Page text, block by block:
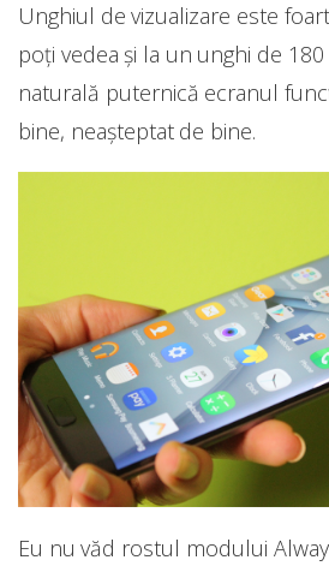
Unghiul de vizualizare este
poți vedea și la un unghi de
naturală puternică ecranul
bine, neașteptat de bine.
Eu nu văd rostul modului